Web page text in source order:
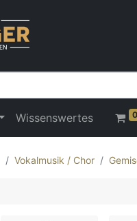
Wissenswertes 0
Vokalmusik / Chor